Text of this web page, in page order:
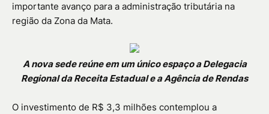
importante avanço para a administração tributária na
região da Zona da Mata.
A nova sede reúne em um único espaço a Delegacia
Regional da Receita Estadual e a Agência de Rendas
O investimento de R$ 3,3 milhões contemplou a